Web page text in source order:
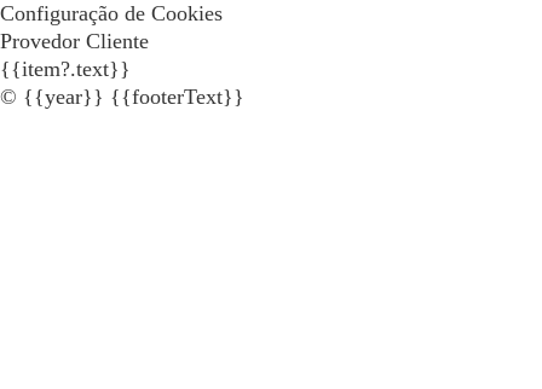
Configuração de Cookies
Provedor Cliente
{{item?.text}}
© {{year}} {{footerText}}